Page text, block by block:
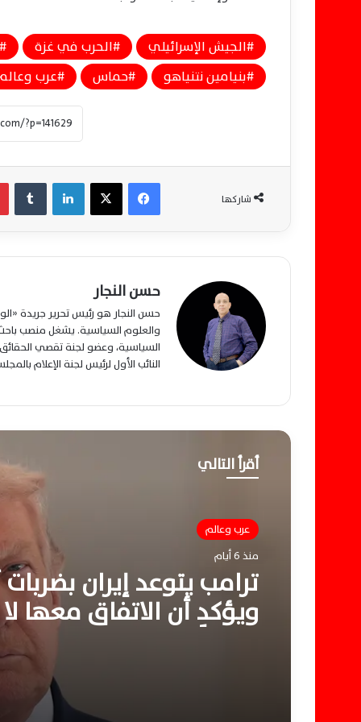
الجيش الإسرائيلي الحرب في غزة
بنيامين نتنياهو
حماس عرب
شاركها
فيسبوك ‫X لينكدإن
حسن النجار
حسن النجار هو رئيس تحرير جريدة
والعلوم السياسية. يشغل منصب
السياسية، وعضو لجنة تقصي
النائب الأول لرئيس لجنة الإعلام
أقرأ التالي
عرب وعالم
منذ 6 أيام
ترامب يتوعد إيران
ويؤكد أن الاتفاق معها لا
عرب وعالم
منذ أسبوع واحد
ضربات أمريكية سعودية